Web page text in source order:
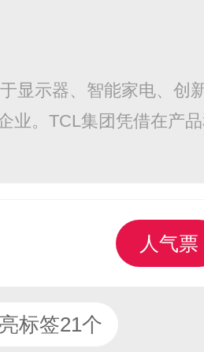
显示器、智能家电、创
业。TCL集团凭借在产
人气票
标签21个